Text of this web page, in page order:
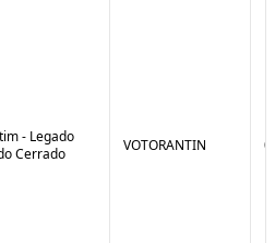
- Legado
Cerrado
VOTORANTIN